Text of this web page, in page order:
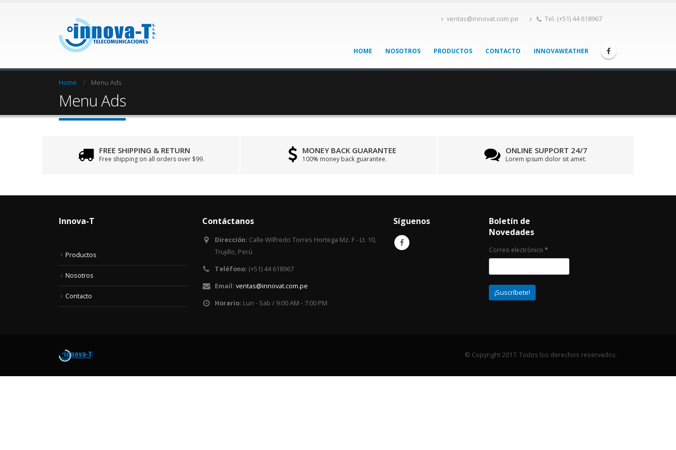
ventas@innovat.com.pe Tel. (+51) 44 618967
HOME NOSOTROS PRODUCTOS CONTACTO INNOVAWEATHER
Home Menu Ads
Menu Ads
FREE SHIPPING & RETURN
Free shipping on all orders over $99.
MONEY BACK GUARANTEE
100% money back guarantee.
ONLINE SUPPORT 24/7
Lorem ipsum dolor sit amet.
Innova-T
Productos
Nosotros
Contacto
Contáctanos
Dirección: Calle Wilfredo Torres Hortega Mz. F - Lt. 10,
Trujillo, Perú
Teléfono: (+51) 44 618967
Email: ventas@innovat.com.pe
Horario: Lun - Sab / 9:00 AM - 7:00 PM
Síguenos
Boletín de
Novedades
Correo electrónico *
© Copyright 2017. Todos los derechos reservados.